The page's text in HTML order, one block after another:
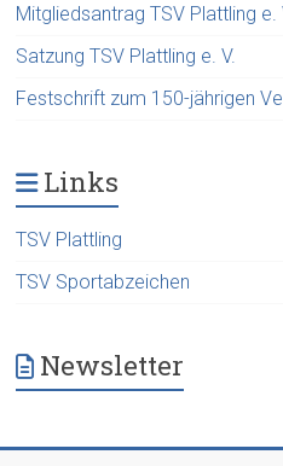
Mitgliedsantrag TSV Plattling e.
Satzung TSV Plattling e. V.
Festschrift zum 150-jährigen
Links
TSV Plattling
TSV Sportabzeichen
Newsletter